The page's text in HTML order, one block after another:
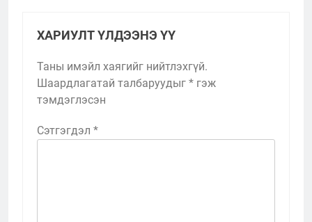
ХАРИУЛТ ҮЛДЭЭНЭ ҮҮ
Таны имэйл хаягийг нийтлэхгүй.
Шаардлагатай талбаруудыг * гэж
тэмдэглэсэн
Сэтгэгдэл *